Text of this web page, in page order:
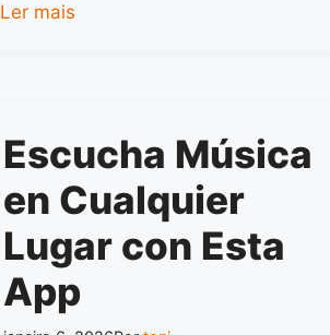
Ler mais
Escucha Música
en Cualquier
Lugar con Esta
App